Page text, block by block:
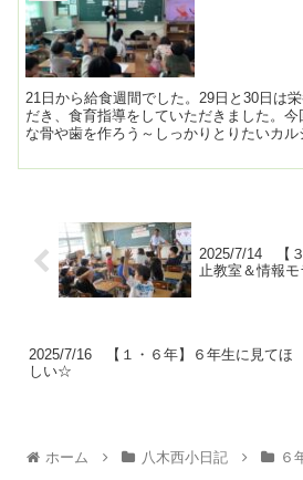
21日から給食週間でした。29日と30日は
だき、食育指導をしていただきました。
な骨や歯を作ろう～しっかりとりたいカル
2025/7/14 【
止教室＆情報
2025/7/16 【１・６年】６年生に見てほ
しい☆
ホーム 八木西小日記 ６